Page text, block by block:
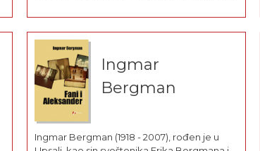
zbirka pripovedaka Jusuf i odelo (1986),
romani Noćna smena (1992) i...
Ingmar
Bergman
Ingmar Bergman (1918 - 2007), rođen je u